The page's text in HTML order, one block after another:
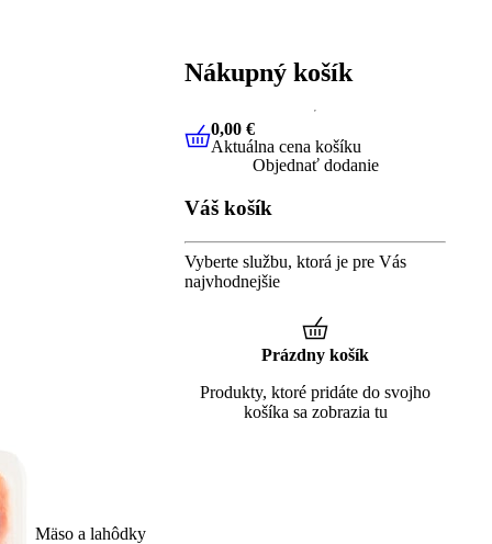
Mäso a lahôdky
Nákupný košík
0,00 €Aktuálna cena košíku
0,00 €
Aktuálna cena košíku
Objednať dodanie
Váš košík
Vyberte službu, ktorá je pre Vás
najvhodnejšie
Prázdny košík
Produkty, ktoré pridáte do svojho
košíka sa zobrazia tu